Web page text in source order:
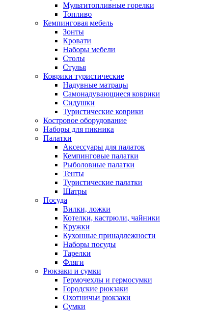
Мультитопливные горелки
Топливо
Кемпинговая мебель
Зонты
Кровати
Наборы мебели
Столы
Стулья
Коврики туристические
Надувные матрацы
Самонадувающиеся коврики
Сидушки
Туристические коврики
Костровое оборудование
Наборы для пикника
Палатки
Аксессуары для палаток
Кемпинговые палатки
Рыболовные палатки
Тенты
Туристические палатки
Шатры
Посуда
Вилки, ложки
Котелки, кастрюли, чайники
Кружки
Кухонные принадлежности
Наборы посуды
Тарелки
Фляги
Рюкзаки и сумки
Гермочехлы и гермосумки
Городские рюкзаки
Охотничьи рюкзаки
Сумки